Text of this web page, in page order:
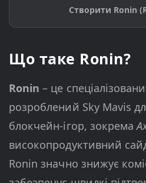
Створити Ronin
Що таке Ronin?
Ronin– це
розроблений Sky Mavis
блокчейн-ігор, зокрема
високопродуктивний
Ronin значно знижує